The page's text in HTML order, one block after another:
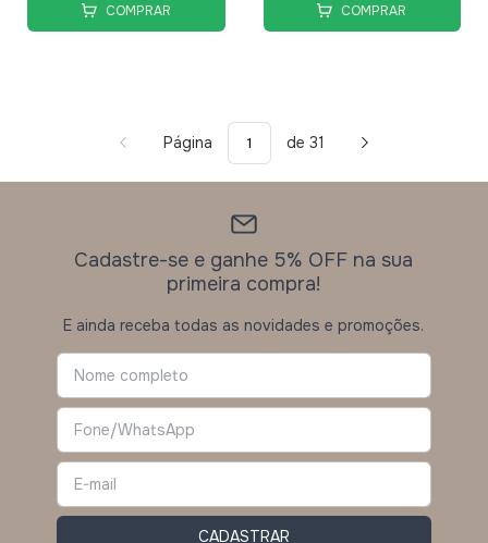
COMPRAR COMPRAR
Página de 31
Cadastre-se e ganhe 5% OFF na sua
primeira compra!
E ainda receba todas as novidades e promoções.